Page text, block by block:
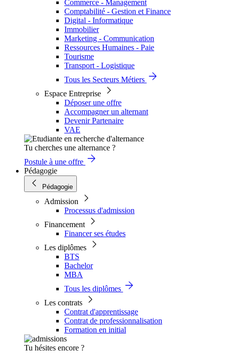
Commerce - Management
Comptabilité - Gestion et Finance
Digital - Informatique
Immobilier
Marketing - Communication
Ressources Humaines - Paie
Tourisme
Transport - Logistique
Tous les Secteurs Métiers
Espace Entreprise
Déposer une offre
Accompagner un alternant
Devenir Partenaire
VAE
Tu cherches une alternance ?
Postule à une offre
Pédagogie
Pédagogie
Admission
Processus d'admission
Financement
Financer ses études
Les diplômes
BTS
Bachelor
MBA
Tous les diplômes
Les contrats
Contrat d'apprentissage
Contrat de professionnalisation
Formation en initial
Tu hésites encore ?